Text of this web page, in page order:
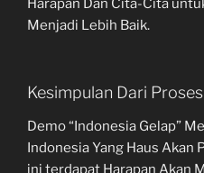
Harapan Dan Cita-Cita
Menjadi Lebih Baik.
Kesimpulan Dari
Demo “Indonesia Gelap”
Indonesia Yang Haus Akan
ini terdapat Harapan Akan